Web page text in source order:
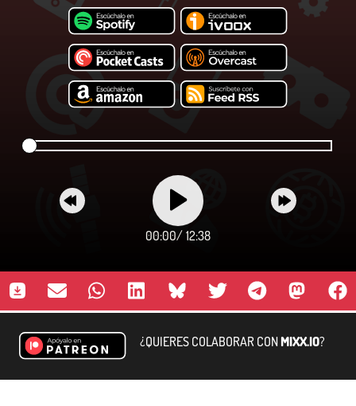
00:00/ 12:38
¿QUIERES COLABORAR CONMIXX.IO?